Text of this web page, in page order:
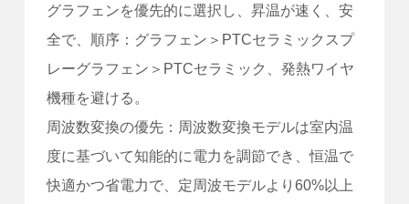
グラフェンを優先的に選択し、昇温が速く、安
全で、順序：グラフェン＞PTCセラミックスプ
レーグラフェン＞PTCセラミック、発熱ワイヤ
機種を避ける。
周波数変換の優先：周波数変換モデルは室内温
度に基づいて知能的に電力を調節でき、恒温で
快適かつ省電力で、定周波モデルより60%以上